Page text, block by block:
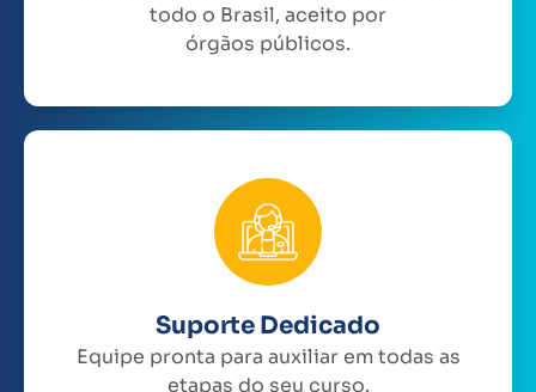
todo o Brasil, aceito por
órgãos públicos.
Suporte Dedicado
Equipe pronta para auxiliar em todas as
etapas do seu curso.